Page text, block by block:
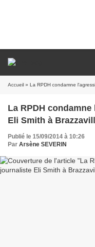
Accueil » La RPDH condamne
La RPDH
Eli Smith à
Publié le 15/09/2014 à 10:26
Par Arsène SEVERIN